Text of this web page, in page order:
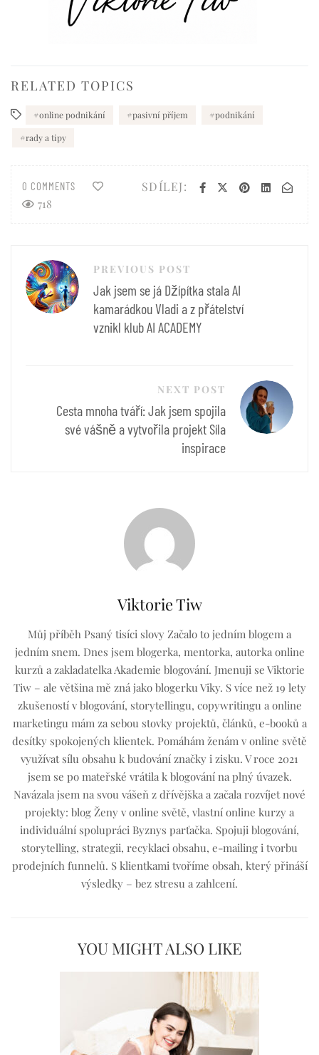
RELATED TOPICS
online podnikání pasivní příjem
podnikání
rady a tipy
SDÍLEJ:
0 COMMENTS
718
Navigace
pro
příspěvek
PREVIOUS POST
Jak jsem se já Džípítka stala AI
kamarádkou Vladi a z přátelství
vznikl klub AI ACADEMY
NEXT POST
Cesta mnoha tváří: Jak jsem spojila
své vášně a vytvořila projekt Síla
inspirace
Viktorie Tiw
Můj příběh Psaný tisíci slovy Začalo to jedním blogem a
jedním snem. Dnes jsem blogerka, mentorka, autorka online
kurzů a zakladatelka Akademie blogování. Jmenuji se Viktorie
Tiw – ale většina mě zná jako blogerku Viky. S více než 19 lety
zkušeností v blogování, storytellingu, copywritingu a online
marketingu mám za sebou stovky projektů, článků, e-booků a
desítky spokojených klientek. Pomáhám ženám v online světě
využívat sílu obsahu k budování značky i zisku. V roce 2021
jsem se po mateřské vrátila k blogování na plný úvazek.
Navázala jsem na svou vášeň z dřívějška a začala rozvíjet nové
projekty: blog Ženy v online světě, vlastní online kurzy a
individuální spolupráci Byznys parťačka. Spojuji blogování,
storytelling, strategii, recyklaci obsahu, e-mailing i tvorbu
prodejních funnelů. S klientkami tvoříme obsah, který přináší
výsledky – bez stresu a zahlcení.
YOU MIGHT ALSO LIKE